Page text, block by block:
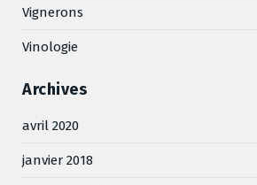
Vignerons
Vinologie
Archives
avril 2020
janvier 2018